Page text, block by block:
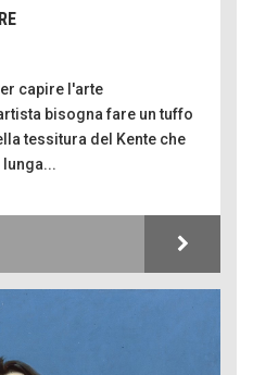
capire l'arte
bisogna fare un tuffo
tessitura del Kente che